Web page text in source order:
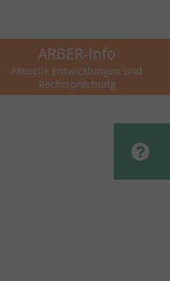
ARBER-Info
Aktuelle Entwicklungen und
Rechtsprechung